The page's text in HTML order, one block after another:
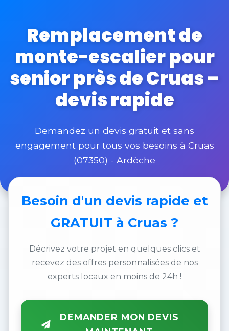
Remplacement de
monte-escalier pour
senior près de Cruas –
devis rapide
Demandez un devis gratuit et sans
engagement pour tous vos besoins à Cruas
(07350) - Ardèche
Besoin d'un devis rapide et
GRATUIT à Cruas ?
Décrivez votre projet en quelques clics et
recevez des offres personnalisées de nos
experts locaux en moins de 24h !
DEMANDER MON DEVIS